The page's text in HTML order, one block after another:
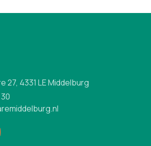
27, 4331 LE Middelburg